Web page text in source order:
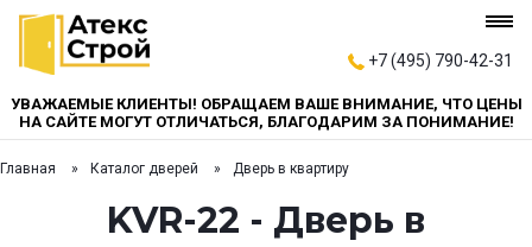
+7 (495) 790-42-31
УВАЖАЕМЫЕ КЛИЕНТЫ! ОБРАЩАЕМ ВАШЕ ВНИМАНИЕ, ЧТО ЦЕНЫ
НА САЙТЕ МОГУТ ОТЛИЧАТЬСЯ, БЛАГОДАРИМ ЗА ПОНИМАНИЕ!
Главная Каталог дверей Дверь в квартиру
KVR-22 - Дверь в